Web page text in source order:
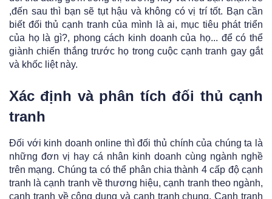
,đến sau thì bạn sẽ tụt hậu và không có vị trí tốt. Bạn cần
biết đối thủ cạnh tranh của mình là ai, mục tiêu phát triển
của họ là gì?, phong cách kinh doanh của họ... để có thể
giành chiến thắng trước họ trong cuộc cạnh tranh gay gắt
và khốc liệt này.
Xác định và phân tích đối thủ cạnh
tranh
Đối với kinh doanh online thì đối thủ chính của chúng ta là
những đơn vị hay cá nhân kinh doanh cùng ngành nghề
trên mạng. Chúng ta có thể phân chia thành 4 cấp độ cạnh
tranh là cạnh tranh về thương hiệu, cạnh tranh theo ngành,
cạnh tranh về công dụng và cạnh tranh chung. Cạnh tranh